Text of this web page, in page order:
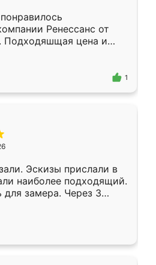
Ренессанс от
Подходяшщая цена и
Приехавший
Владислав
эскизу самый
1
Эскизы прислали в
наиболее подходящий.
для замера. Через 3
уже готова. Остались
Спасибо Ренессанс
работу!